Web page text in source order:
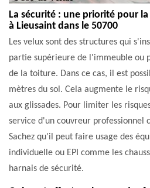
La sécurité : une priorité pour
à Lieusaint dans le 50700
Les velux sont des structures qui
partie supérieure de l'immeuble ou
de la toiture. Dans ce cas, il est
mètres du sol. Cela augmente le
aux glissades. Pour limiter les
service d'un couvreur professionnel
Sachez qu'il peut faire usage des
individuelle ou EPI comme les
harnais de sécurité.